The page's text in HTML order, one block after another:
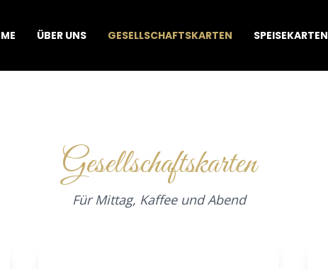
ÜBER UNS GESELLSCHAFTSKARTEN SPEISEKARTEN
Gesellschaftskarten
Für Mittag, Kaffee und Abend